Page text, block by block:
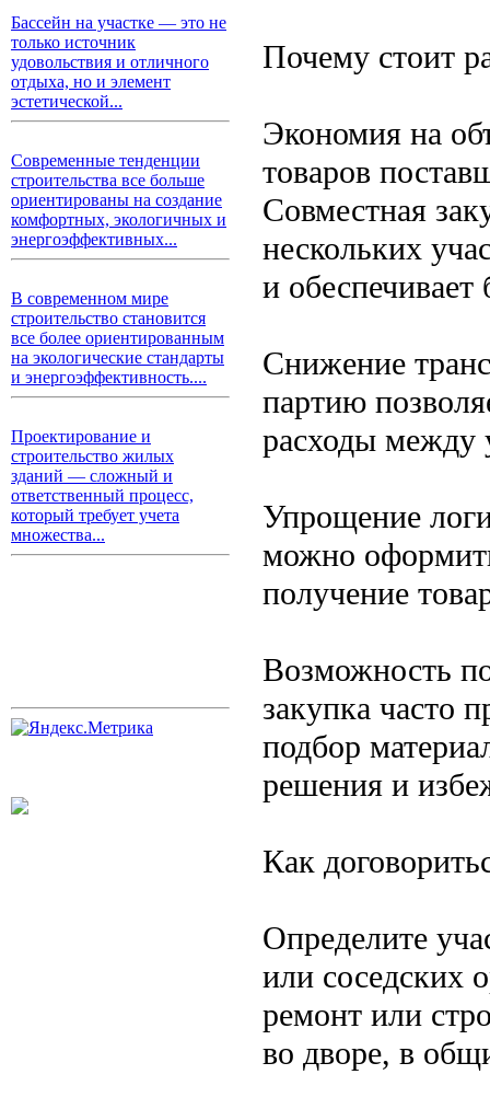
Бассейн на участке — это не
только источник
удовольствия и отличного
отдыха, но и элемент
эстетической...
Современные тенденции
строительства все больше
ориентированы на создание
комфортных, экологичных и
энергоэффективных...
В современном мире
строительство становится
все более ориентированным
на экологические стандарты
и энергоэффективность....
Проектирование и
строительство жилых
зданий — сложный и
ответственный процесс,
который требует учета
множества...
Почему стоит
Экономия на
товаров
Совместная
нескольких
и
Снижение
партию
расходы между
Упрощение
можно
получение
Возможность
закупка часто
подбор
решения и
Как
Определите
или соседских
ремонт или
во дворе, в